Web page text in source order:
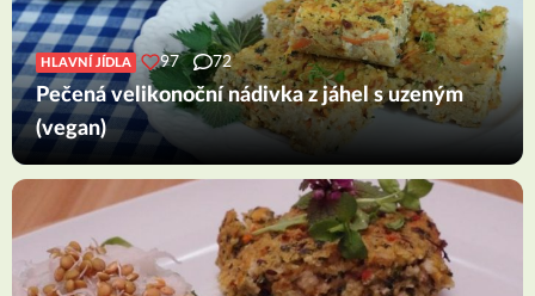
HLAVNÍ JÍDLA 97 72
Pečená velikonoční nádivka z jáhel s uzeným
(vegan)